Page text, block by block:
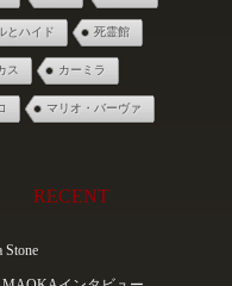
とハイド 死霊館
ス カーミラ
マリオ・バーヴァ
RECENT
Stone